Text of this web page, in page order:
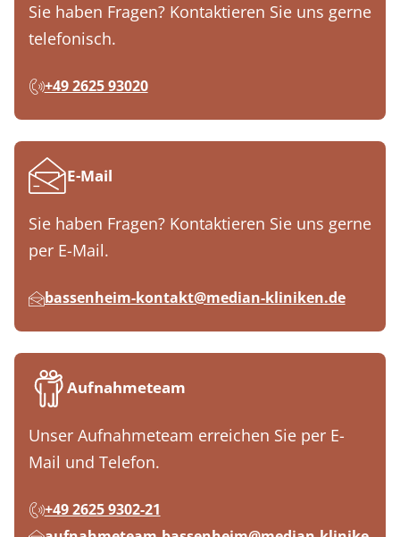
Sie haben Fragen? Kontaktieren Sie uns gerne
telefonisch.
+49 2625 93020
E-Mail
Sie haben Fragen? Kontaktieren Sie uns gerne
per E-Mail.
bassenheim-kontakt@median-kliniken.de
Aufnahmeteam
Unser Aufnahmeteam erreichen Sie per E-
Mail und Telefon.
+49 2625 9302-21